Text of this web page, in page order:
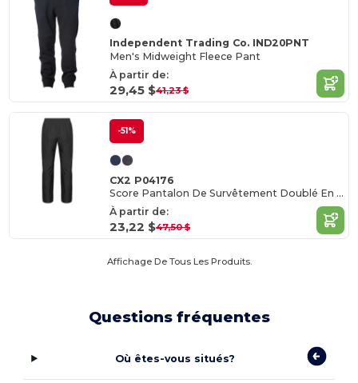
Independent Trading Co. IND20PNT
Men's Midweight Fleece Pant
À partir de:
29,45 $41,23 $
-51%
CX2 P04176
Score Pantalon De Survêtement Doublé En Filet pour femme
À partir de:
23,22 $47,50 $
Affichage De Tous Les Produits.
Questions fréquentes
Où êtes-vous situés?